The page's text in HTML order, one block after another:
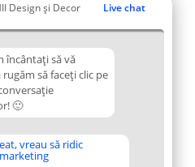
Design și Decor Live chat
încântați să vă
să faceți clic pe
🙂
vreau să ridic